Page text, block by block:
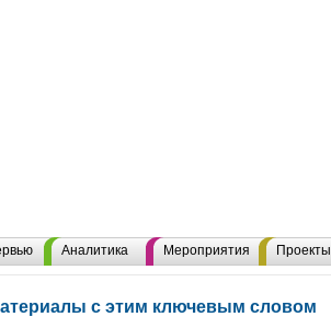
Аналитика Мероприятия Проекты
с этим ключевым словом